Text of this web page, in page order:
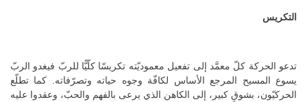
التكريس
تدعو الحركة كلّ معمَّد إلى تفعيل معموديّته تكريسّا كلّيًّا للربّ فيغدو الربّ
يسوع المسيح المرجع الأساس لكافّة وجوه حياته وتصرّفاته. كما تطلّع
الحركيّون، بشوقٍ كبير، إلى الكاهن الذي يرعى بالفهم والحبّ، وعقدوا عليه